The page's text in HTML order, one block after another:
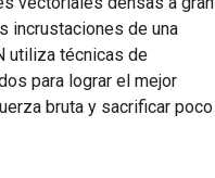
incrustaciones de una
utiliza técnicas de
para lograr el mejor
bruta y sacrificar poco